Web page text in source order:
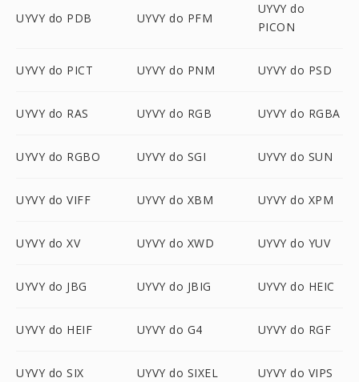
UYVY do PDB UYVY do PFM
UYVY do
PICON
UYVY do PICT UYVY do PNM UYVY do PSD
UYVY do RAS UYVY do RGB UYVY do RGBA
UYVY do RGBO UYVY do SGI UYVY do SUN
UYVY do VIFF UYVY do XBM UYVY do XPM
UYVY do XV UYVY do XWD UYVY do YUV
UYVY do JBG UYVY do JBIG UYVY do HEIC
UYVY do HEIF UYVY do G4 UYVY do RGF
UYVY do SIX UYVY do SIXEL UYVY do VIPS